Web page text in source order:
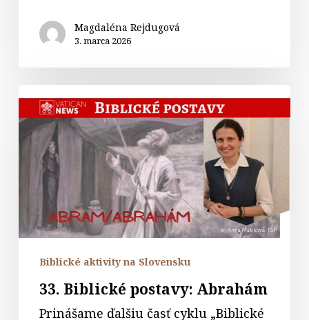
Magdaléna Rejdugová
3. marca 2026
Biblické
postavy:
Abrahám
Biblické aktivity na Slovensku
33. Biblické postavy: Abrahám
Prinášame ďalšiu časť cyklu „Biblické